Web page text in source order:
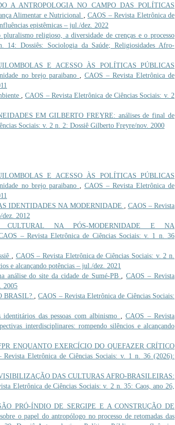
A ANTROPOLOGIA NO CAMPO DAS POLÍTICAS
Alimentar e Nutricional , CAOS – Revista Eletrônica de
epistêmicas – jul./dez. 2022
religioso, a diversidade de crenças e o processo
Dossiês: Sociologia da Saúde; Religiosidades Afro-
E ACESSO ÀS POLÍTICAS PÚBLICAS
no brejo paraibano , CAOS – Revista Eletrônica de
,CAOS – Revista Eletrônica de Ciências Sociais: v. 2
EM GILBERTO FREYRE: análises de final de
Sociais: v. 2 n. 2: Dossiê Gilberto Freyre/nov. 2000
E ACESSO ÀS POLÍTICAS PÚBLICAS
no brejo paraibano , CAOS – Revista Eletrônica de
IDENTIDADES NA MODERNIDADE , CAOS – Revista
dez. 2012
NA PÓS-MODERNIDADE E NA
– Revista Eletrônica de Ciências Sociais: v. 1 n. 36
, CAOS – Revista Eletrônica de Ciências Sociais: v. 2 n.
e alcançando potências – jul./dez. 2021
do site da cidade de Sumé-PB ,CAOS – Revista
2005
BRASIL? ,CAOS – Revista Eletrônica de Ciências Sociais:
das pessoas com albinismo , CAOS – Revista
interdisciplinares: rompendo silêncios e alcançando
ENQUANTO EXERCÍCIO DO QUEFAZER CRÍTICO
Revista Eletrônica de Ciências Sociais: v. 1 n. 36 (2026):
DAS CULTURAS AFRO-BRASILEIRAS:
Eletrônica de Ciências Sociais: v. 2 n. 35: Caos, ano 26,
PRÓ-ÍNDIO DE SERGIPE E A CONSTRUÇÃO DE
o papel do antropólogo no processo de retomadas das